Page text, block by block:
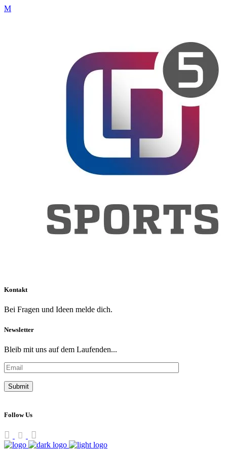
Kontakt
Bei Fragen und Ideen melde dich.
Newsletter
Bleib mit uns auf dem Laufenden...
Follow Us